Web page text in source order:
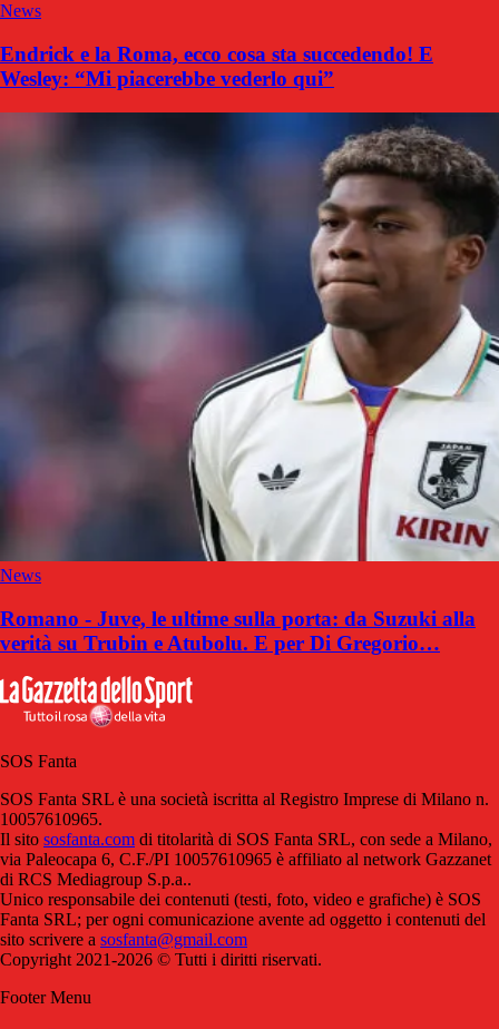
News
Endrick e la Roma, ecco cosa sta succedendo! E
Wesley: “Mi piacerebbe vederlo qui”
News
Romano - Juve, le ultime sulla porta: da Suzuki alla
verità su Trubin e Atubolu. E per Di Gregorio…
SOS Fanta
SOS Fanta SRL è una società iscritta al Registro Imprese di Milano n.
10057610965.
Il sito sosfanta.com di titolarità di SOS Fanta SRL, con sede a Milano,
via Paleocapa 6, C.F./PI 10057610965 è affiliato al network Gazzanet
di RCS Mediagroup S.p.a..
Unico responsabile dei contenuti (testi, foto, video e grafiche) è SOS
Fanta SRL; per ogni comunicazione avente ad oggetto i contenuti del
sito scrivere a sosfanta@gmail.com
Copyright 2021-2026 © Tutti i diritti riservati.
Footer Menu